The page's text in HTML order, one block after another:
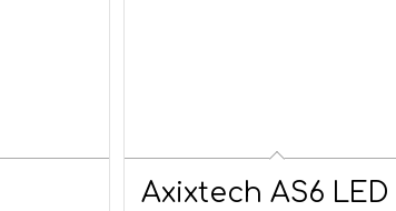
Axixtech AS6 LED